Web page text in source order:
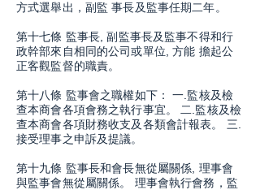
方式選舉出，副監 事長及監事任期二年。
第十七條 監事長, 副監事長及監事不得和行
政幹部來自相同的公司或單位, 方能 擔起公
正客觀監督的職責。
第十八條 監事會之職權如下： 一.監核及檢
查本商會各項會務之執行事宜。 二.監核及檢
查本商會各項財務收支及各類會計報表。 三.
接受理事之申訴及提議。
第十九條 監事長和會長無從屬關係, 理事會
與監事會無從屬關係。 理事會執行會務，監